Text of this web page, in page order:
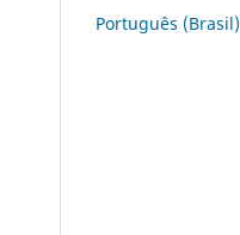
Português (Brasil)